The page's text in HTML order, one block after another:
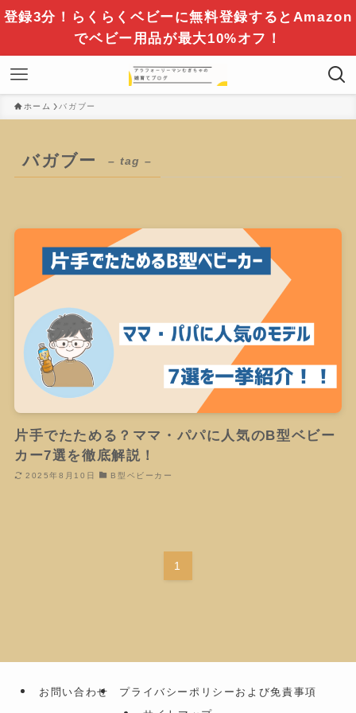
登録3分！らくらくベビーに無料登録するとAmazon
でベビー用品が最大10%オフ！
ホーム バガブー
バガブー – tag –
片手でたためる？ママ・パパに人気のB型ベビー
カー7選を徹底解説！
2025年8月10日 B型ベビーカー
1
お問い合わせ
プライバシーポリシーおよび免責事項